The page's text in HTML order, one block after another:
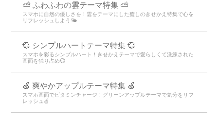
⛅ ふわふわの雲テーマ特集 ⛅
スマホに自然の優しさを！雲をテーマにした癒しのきせかえ特集で心を
リフレッシュしよう🌤️
💞 シンプルハートテーマ特集 💞
スマホを彩るシンプルハート！きせかえテーマで愛らしくて洗練された
画面を独り占め💞
🍏 爽やかアップルテーマ特集 🍏
スマホ画面でビタミンチャージ！グリーンアップルテーマで気分をリフ
レッシュ🍏